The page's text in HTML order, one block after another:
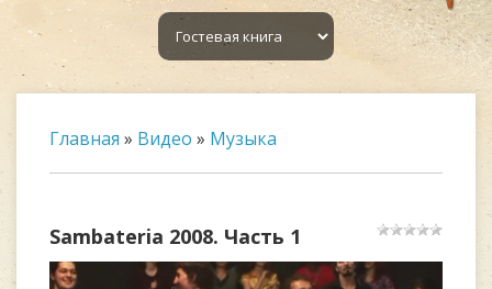
Главная » Видео » Музыка
Sambateria 2008. Часть 1